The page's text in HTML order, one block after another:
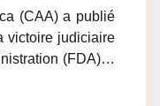
(CAA) a publié
victoire judiciaire
(FDA)…